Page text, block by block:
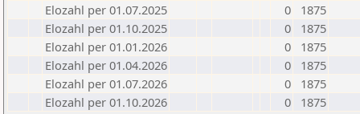
Elozahl per 01.07.2025
0
1875
Elozahl per 01.10.2025
0
1875
Elozahl per 01.01.2026
0
1875
Elozahl per 01.04.2026
0
1875
Elozahl per 01.07.2026
0
1875
Elozahl per 01.10.2026
0 1875